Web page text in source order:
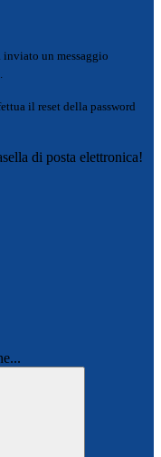
inviato un messaggio
il reset della password
di posta elettronica!